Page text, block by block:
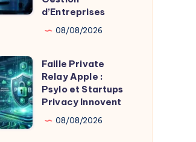
d’Entreprises
08/08/2026
Faille Private
Relay Apple :
Psylo et Startups
Privacy Innovent
08/08/2026